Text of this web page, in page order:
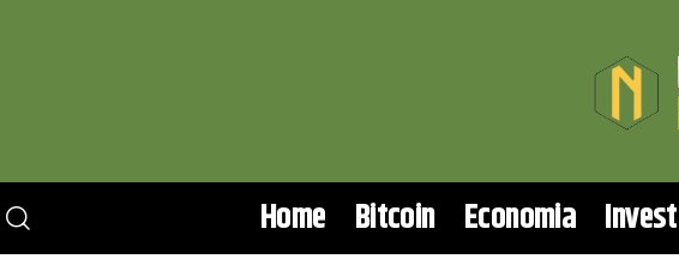
Home Bitcoin Economia